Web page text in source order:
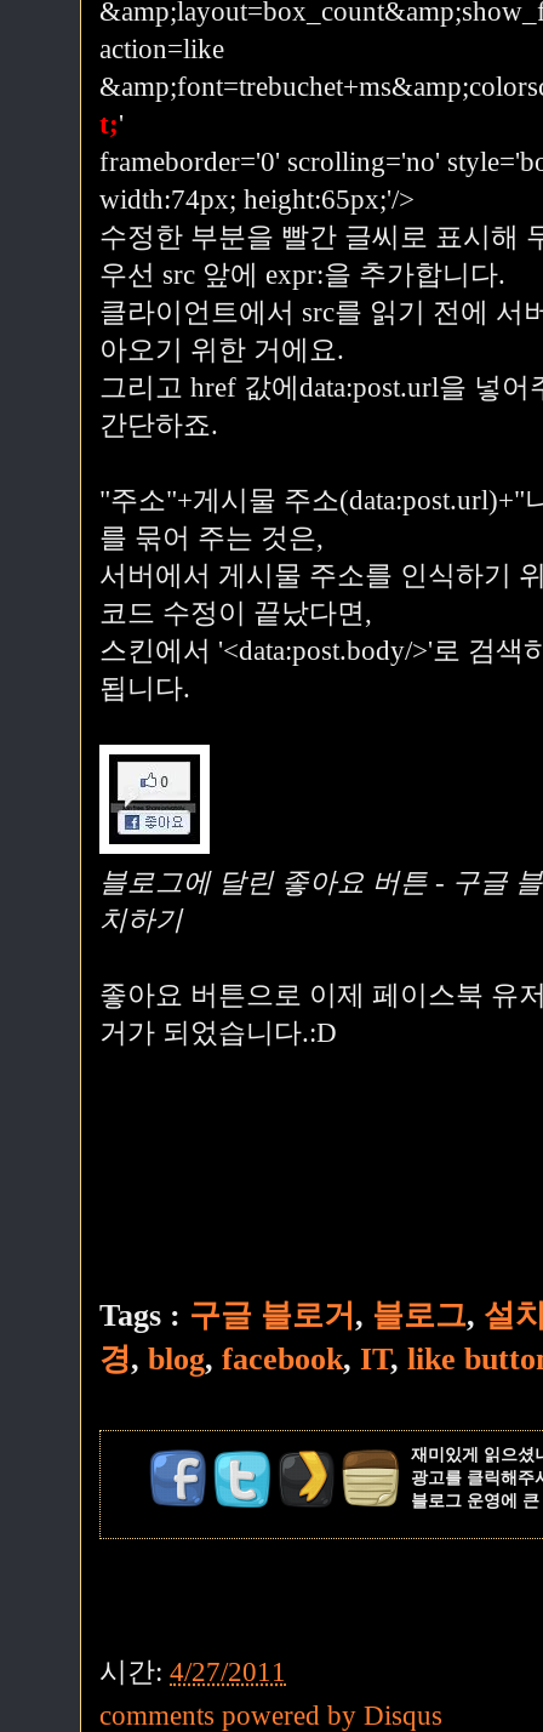
action=like
t;'
frameborder='0' scrolling='no'
width:74px; height:65px;'/>
수정한 부분을 빨간 글씨로 표시해
우선 src 앞에 expr:을 추가합니다.
클라이언트에서 src를 읽기 전에
아오기 위한 거에요.
그리고 href 값에data:post.url을 넣어
간단하죠.
"주소"+게시물 주소
를 묶어 주는 것은,
서버에서 게시물 주소를 인식하기
코드 수정이 끝났다면,
스킨에서 '<data:post.body/>'로 검
됩니다.
블로그에 달린 좋아요 버튼 - 구글
치하기
좋아요 버튼으로 이제 페이스북 유
거가 되었습니다.:D
Tags : 구글 블로거 , 블로그, 설
경, blog, facebook, IT, like
재미있게 읽으셨
광고를 클릭해주
블로그 운영에
시간: 4/27/2011
comments powered by Disqus